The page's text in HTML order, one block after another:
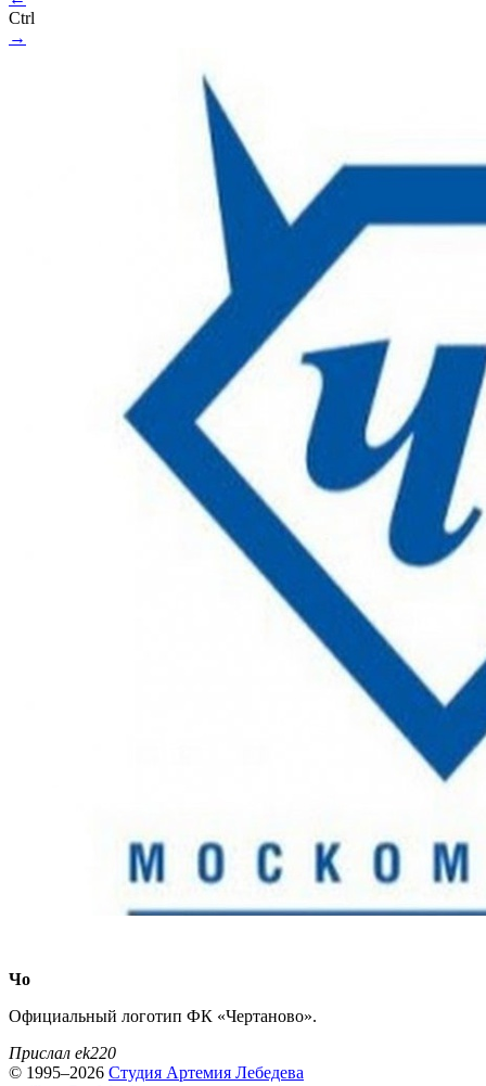
Ctrl
→
Чо
Официальный логотип ФК «Чертаново».
Прислал ek220
© 1995–2026 Студия Артемия Лебедева